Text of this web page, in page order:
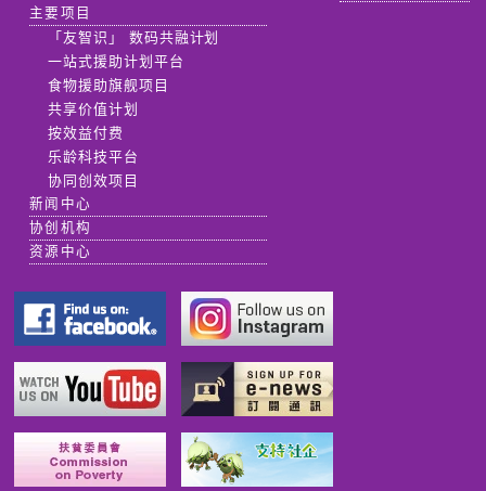
主要项目
「友智识」 数码共融计划
一站式援助计划平台
食物援助旗舰项目
共享价值计划
按效益付费
乐龄科技平台
协同创效项目
新闻中心
协创机构
资源中心